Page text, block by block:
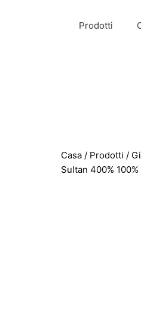
Prodotti
Casa / Prodotti /
Sultan 400%